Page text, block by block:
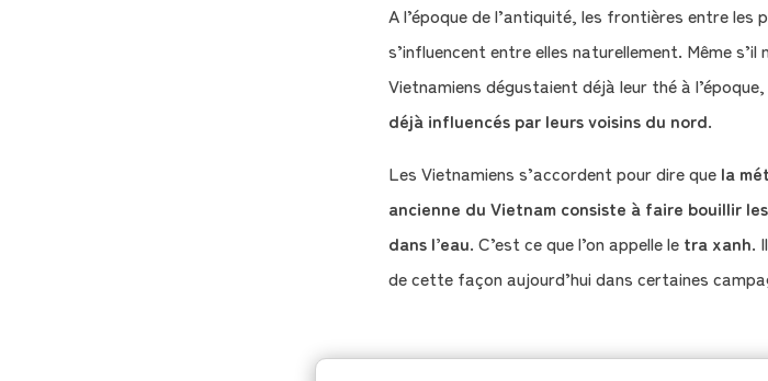
A l’époque de l’antiquité, les frontières entre les
s’influencent entre elles naturellement. Même s’il
Vietnamiens dégustaient déjà leur thé à
déjà influencés par leurs voisins du nord.
Les Vietnamiens s’accordent pour dire que la
ancienne du Vietnam consiste à faire bouillir
dans l’eau. C’est ce que l’on appelle le tra xanh.
de cette façon aujourd’hui dans certaines